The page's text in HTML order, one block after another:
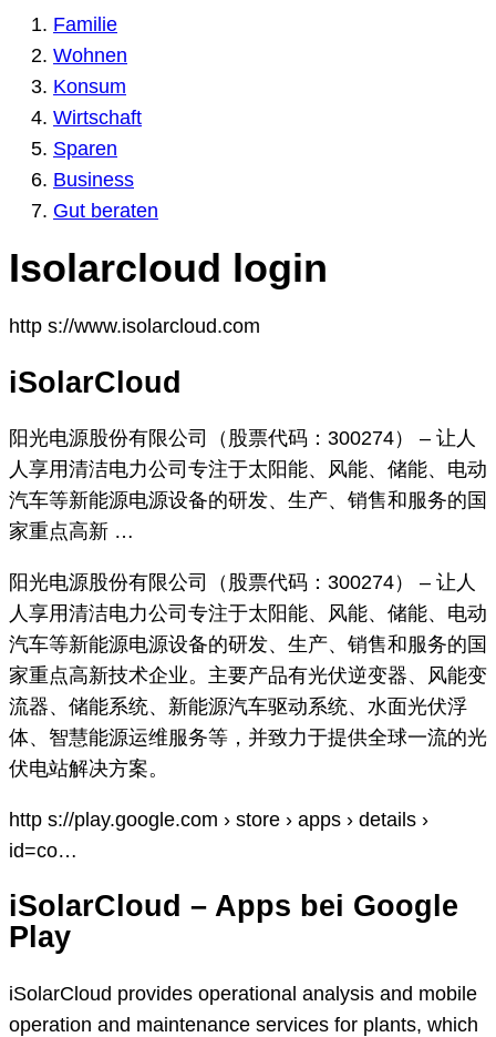
Familie
Wohnen
Konsum
Wirtschaft
Sparen
Business
Gut beraten
Isolarcloud login
http s://www.isolarcloud.com
iSolarCloud
阳光电源股份有限公司（股票代码：300274） – 让人
人享用清洁电力公司专注于太阳能、风能、储能、电动
汽车等新能源电源设备的研发、生产、销售和服务的国
家重点高新 …
阳光电源股份有限公司（股票代码：300274） – 让人
人享用清洁电力公司专注于太阳能、风能、储能、电动
汽车等新能源电源设备的研发、生产、销售和服务的国
家重点高新技术企业。主要产品有光伏逆变器、风能变
流器、储能系统、新能源汽车驱动系统、水面光伏浮
体、智慧能源运维服务等，并致力于提供全球一流的光
伏电站解决方案。
http s://play.google.com › store › apps › details ›
id=co…
iSolarCloud – Apps bei Google
Play
iSolarCloud provides operational analysis and mobile
operation and maintenance services for plants, which